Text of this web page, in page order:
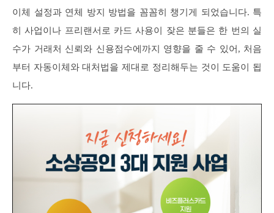
이체 설정과 연체 방지 방법을 꼼꼼히 챙기게 되었습니다. 특
히 사업이나 프리랜서로 카드 사용이 잦은 분들은 한 번의 실
수가 거래처 신뢰와 신용점수에까지 영향을 줄 수 있어, 처음
부터 자동이체와 대처법을 제대로 정리해두는 것이 도움이 됩
니다.